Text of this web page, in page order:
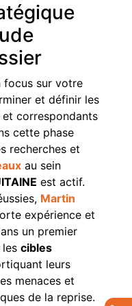
focus sur votre
et définir les
et correspondants
cette phase
recherches et
au sein
est actif.
Martin
expérience et
un premier
cibles
leurs
menaces et
de la reprise.